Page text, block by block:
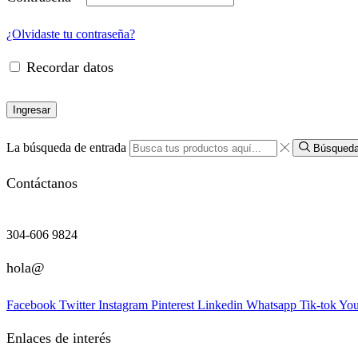
¿Olvidaste tu contraseña?
Recordar datos
Ingresar
La búsqueda de entrada
Contáctanos
304-606 9824
hola@
Facebook Twitter Instagram Pinterest Linkedin Whatsapp Tik-tok
Enlaces de interés